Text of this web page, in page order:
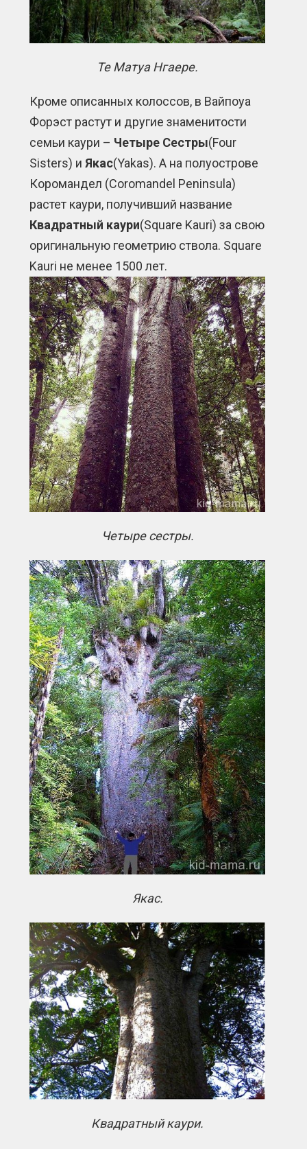
Те Матуа Нгаере.
Кроме описанных колоссов, в Вайпоуа
Форэст растут и другие знаменитости
семьи каури – Четыре Сестры(Four
Sisters) и Якас(Yakas). А на полуострове
Коромандел (Coromandel Peninsula)
растет каури, получивший название
Квадратный каури(Square Kauri) за свою
оригинальную геометрию ствола. Square
Kauri не менее 1500 лет.
Четыре сестры.
Якас.
Квадратный каури.